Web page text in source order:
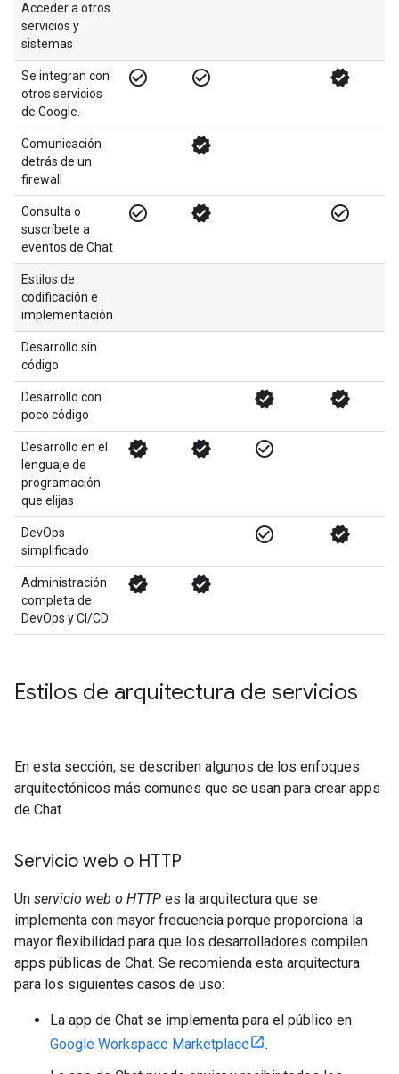
Acceder a otros
servicios y
sistemas
Se integran con
otros servicios
de Google.
check_circle_outline check_circle_outline verified
Comunicación
detrás de un
firewall
verified
Consulta o
suscríbete a
eventos de Chat
check_circle_outline verified check_circle_outline
Estilos de
codificación e
implementación
Desarrollo sin
código
Desarrollo con
poco código
verified verified
Desarrollo en el
lenguaje de
programación
que elijas
verified verified check_circle_outline
DevOps
simplificado
check_circle_outline verified
Administración
completa de
DevOps y CI/CD
verified verified
Estilos de arquitectura de servicios
En esta sección, se describen algunos de los enfoques
arquitectónicos más comunes que se usan para crear apps
de Chat.
Servicio web o HTTP
Un servicio web o HTTP es la arquitectura que se
implementa con mayor frecuencia porque proporciona la
mayor flexibilidad para que los desarrolladores compilen
apps públicas de Chat. Se recomienda esta arquitectura
para los siguientes casos de uso:
La app de Chat se implementa para el público en
Google Workspace Marketplace
.